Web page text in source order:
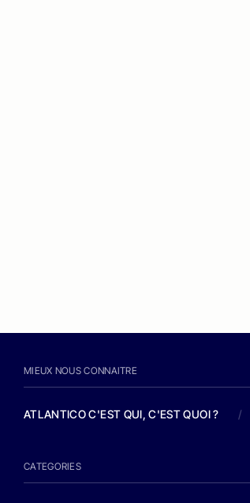
MIEUX NOUS CONNAITRE
ATLANTICO C'EST QUI, C'EST QUOI ? /
CATEGORIES